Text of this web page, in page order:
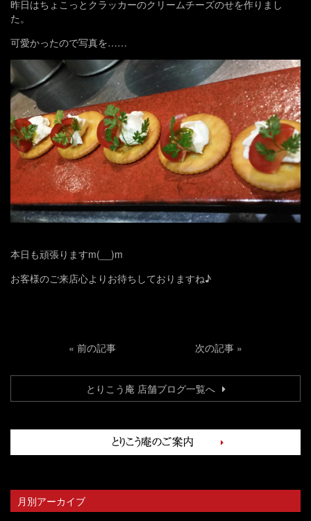
昨日はちょこっとクラッカーのクリームチーズのせを作りまし
た。
可愛かったので写真を……
本日も頑張りますm(__)m
お客様のご来店心よりお待ちしておりますね♪
« 前の記事 次の記事 »
とりこう庵 店舗ブログ一覧へ
月別アーカイブ